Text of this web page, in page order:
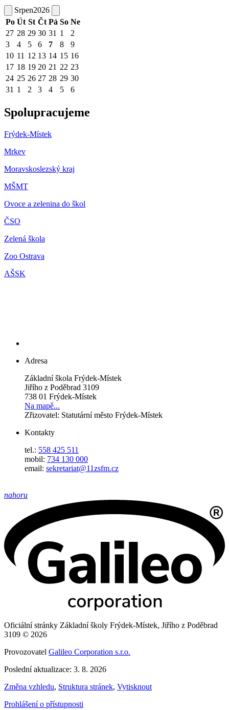
Srpen2026
Po Út St Čt Pá So Ne
27 28 29 30 31 1
2
3
4 5 6 7 8
9
10 11 12 13 14 15 16
17 18 19 20 21 22 23
24 25 26 27 28 29 30
31 1 2 3 4 5 6
Spolupracujeme
Frýdek-Místek
Mrkev
Moravskoslezský kraj
MŠMT
Ovoce a zelenina do škol
ČSO
Zelená škola
Zoo Ostrava
AŠSK
Adresa
Základní škola Frýdek-Místek
Jiřího z Poděbrad 3109
738 01 Frýdek-Místek
Na mapě...
Zřizovatel: Statutární město Frýdek-Místek
Kontakty
tel.: 558 425 511
mobil: 734 130 000
email: sekretariat@11zsfm.cz
nahoru
Oficiální stránky Základní školy Frýdek-Místek, Jiřího z Poděbrad
3109 © 2026
Provozovatel Galileo Corporation s.r.o.
Poslední aktualizace: 3. 8. 2026
Změna vzhledu, Struktura stránek, Vytisknout
Prohlášení o přístupnosti